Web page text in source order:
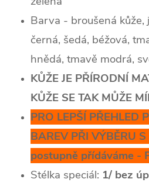
Barva - broušená kůže,
černá, šedá, béžová,
hnědá, tmavě modrá,
KŮŽE JE PŘÍRODNÍ
KŮŽE SE TAK MŮŽE
PRO LEPŠÍ PŘEHLED
BAREV PŘI VÝBĚRU
postupně přídáváme -
Stélka speciál: 1/ bez